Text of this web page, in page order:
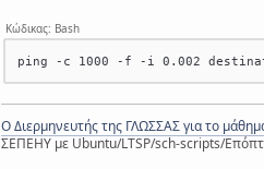
Κώδικας: Bash
Ο Διερμηνευτής της ΓΛΩΣΣΑΣ για το
ΣΕΠΕΗΥ με Ubuntu/LTSP/sch-scripts/